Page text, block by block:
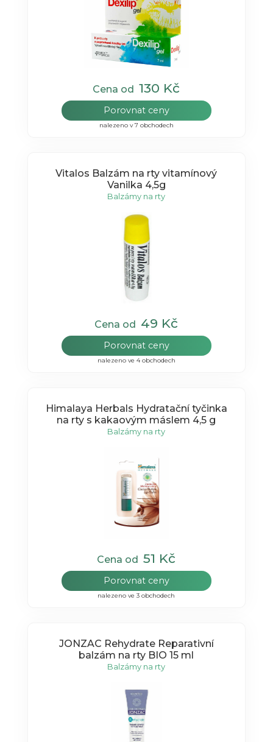
Cena od130 Kč
Porovnat ceny
nalezeno v 7 obchodech
Vitalos Balzám na rty vitamínový
Vanilka 4,5g
Balzámy na rty
Cena od 49 Kč
Porovnat ceny
nalezeno ve 4 obchodech
Himalaya Herbals Hydratační tyčinka
na rty s kakaovým máslem 4,5 g
Balzámy na rty
Cena od51 Kč
Porovnat ceny
nalezeno ve 3 obchodech
JONZAC Rehydrate Reparativní
balzám na rty BIO 15 ml
Balzámy na rty